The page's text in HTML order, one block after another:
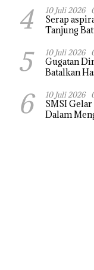
4 10 Juli 2026
Serap
Tanjung
tersumbat
hujan
5 10 Juli 2026
Gugatan
Batalkan
6 10 Juli 2026
SMSI
Dalam